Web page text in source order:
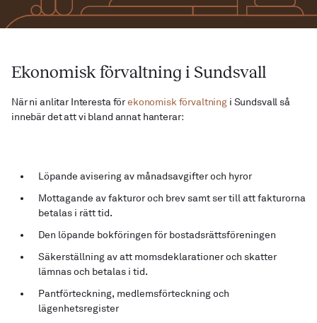
Ekonomisk förvaltning i Sundsvall
När ni anlitar Interesta förekonomisk förvaltning i Sundsvall så
innebär det att vi bland annat hanterar:
Löpande avisering av månadsavgifter och hyror
Mottagande avfakturor och brev samt ser till att fakturorna
Den löpande bokföringen för bostadsrättsföreningen
Säkerställningav att momsdeklarationer och skatter
lämnas och betalas i tid.
Pantförteckning, medlemsförteckning och
lägenhetsregister